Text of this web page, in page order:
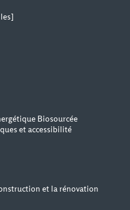
Biosourcée
et accessibilité
et la rénovation